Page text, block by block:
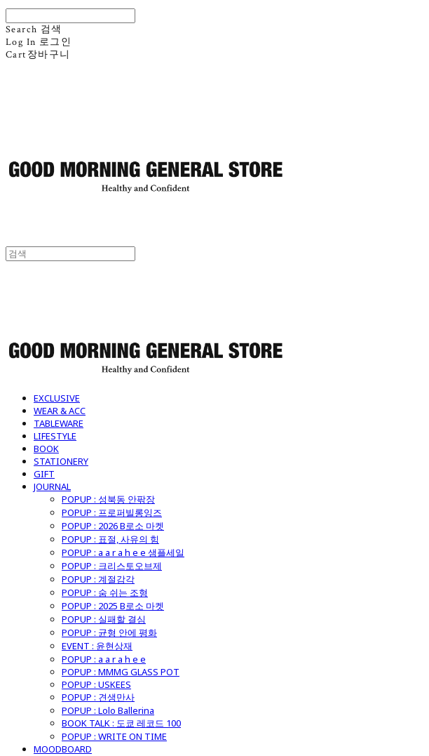
Search 검색
Log In 로그인
Cart 장바구니
EXCLUSIVE
WEAR & ACC
TABLEWARE
LIFESTYLE
BOOK
STATIONERY
GIFT
JOURNAL
POPUP : 성북동 안팎장
POPUP : 프로퍼빌롱잉즈
POPUP : 2026 B로소 마켓
POPUP : 표절, 사유의 힘
POPUP : a a r a h e e 샘플세일
POPUP : 크리스토오브제
POPUP : 계절감각
POPUP : 숨 쉬는 조형
POPUP : 2025 B로소 마켓
POPUP : 실패할 결심
POPUP : 균형 안에 평화
EVENT : 윤현상재
POPUP : a a r a h e e
POPUP : MMMG GLASS POT
POPUP : USKEES
POPUP : 견생만사
POPUP : Lolo Ballerina
BOOK TALK : 도쿄 레코드 100
POPUP : WRITE ON TIME
MOODBOARD